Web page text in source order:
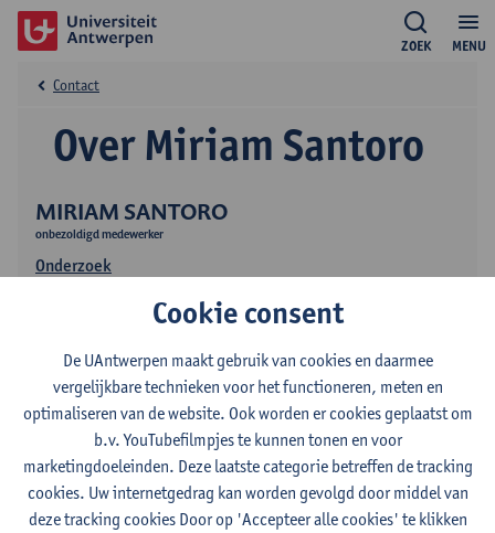
MENU
ZOEK
MIRIAM SANTORO
onbezoldigd medewerker
Onderzoek
Over Miriam Santoro
Contact
Contact
Stadscampus
Cookie consent
De UAntwerpen maakt gebruik van cookies en daarmee
vergelijkbare technieken voor het functioneren, meten en
optimaliseren van de website. Ook worden er cookies geplaatst om
b.v. YouTubefilmpjes te kunnen tonen en voor
marketingdoeleinden. Deze laatste categorie betreffen de tracking
cookies. Uw internetgedrag kan worden gevolgd door middel van
deze tracking cookies Door op 'Accepteer alle cookies' te klikken